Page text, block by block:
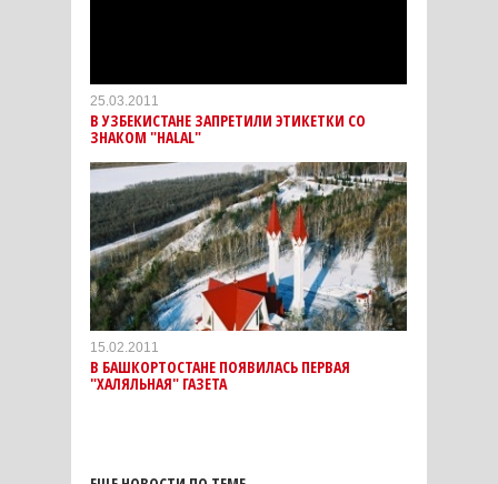
25.03.2011
В УЗБЕКИСТАНЕ ЗАПРЕТИЛИ ЭТИКЕТКИ СО
ЗНАКОМ "HALAL"
15.02.2011
В БАШКОРТОСТАНЕ ПОЯВИЛАСЬ ПЕРВАЯ
"ХАЛЯЛЬНАЯ" ГАЗЕТА